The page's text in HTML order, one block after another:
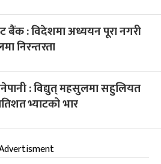
बैंक : विदेशमा अध्ययन पूरा नगरी
निरन्तरता
: विद्युत् महसुलमा सहुलियत
भ्याटको भार